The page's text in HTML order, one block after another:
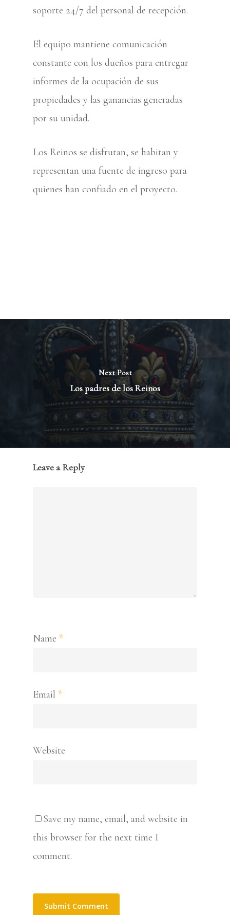
soporte 24/7 del personal de recepción.
El equipo mantiene comunicación
constante con los dueños para entregar
informes de la ocupación de sus
propiedades y las ganancias generadas
por su unidad.
Los Reinos se disfrutan, se habitan y
representan una fuente de ingreso para
quienes han confiado en el proyecto.
Next Post
Los padres de los Reinos
Leave a Reply
Name *
Email *
Website
Save my name, email, and website in
this browser for the next time I
comment.